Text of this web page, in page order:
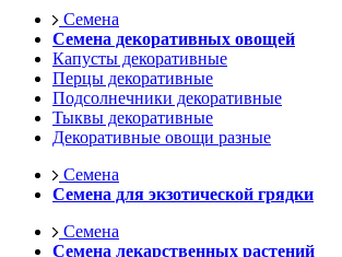
Семена
Семена декоративных овощей
Капусты декоративные
Перцы декоративные
Подсолнечники декоративные
Тыквы декоративные
Декоративные овощи разные
Семена
Семена для экзотической грядки
Семена
Семена лекарственных растений